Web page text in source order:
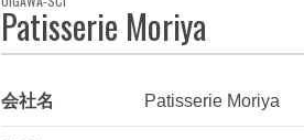
Patisserie Moriya
会社名 Patisserie Moriya